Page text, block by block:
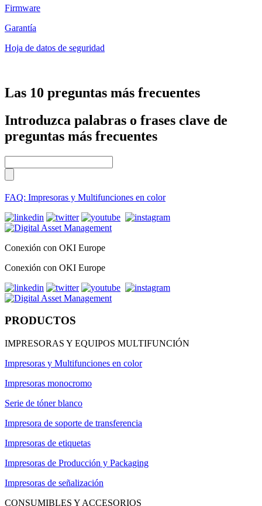
Firmware
Garantía
Hoja de datos de seguridad
Las 10 preguntas más frecuentes
Introduzca palabras o frases clave de
preguntas más frecuentes
FAQ: Impresoras y Multifunciones en color
Conexión con OKI Europe
Conexión con OKI Europe
PRODUCTOS
IMPRESORAS Y EQUIPOS MULTIFUNCIÓN
Impresoras y Multifunciones en color
Impresoras monocromo
Serie de tóner blanco
Impresora de soporte de transferencia
Impresoras de etiquetas
Impresoras de Producción y Packaging
Impresoras de señalización
CONSUMIBLES Y ACCESORIOS